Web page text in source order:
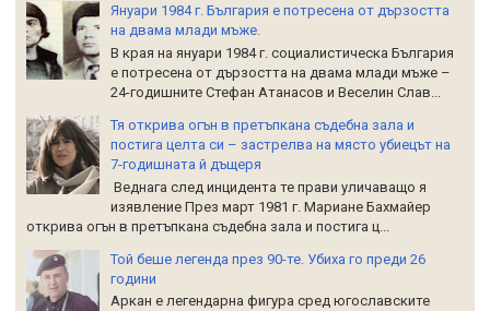
Януари 1984 г. България е потресена от дързостта
на двама млади мъже.
В края на януари 1984 г. социалистическа България
е потресена от дързостта на двама млади мъже –
24-годишните Стефан Атанасов и Веселин Слав...
Тя открива огън в претъпкана съдебна зала и
постига целта си – застрелва на място убиецът на
7-годишната й дъщеря
Веднага след инцидента те прави уличаващо я
изявление През март 1981 г. Мариане Бахмайер
открива огън в претъпкана съдебна зала и постига ц...
Той беше легенда през 90-те. Убиха го преди 26
години
Аркан е легендарна фигура сред югославските